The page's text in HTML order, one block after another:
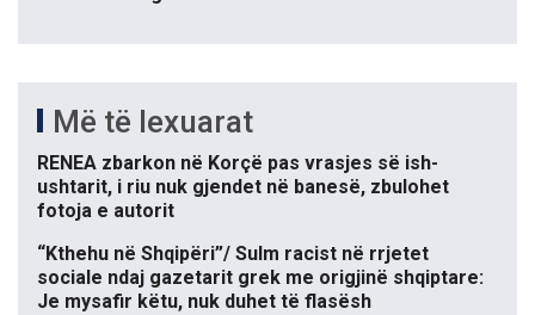
Më të lexuarat
RENEA zbarkon në Korçë pas vrasjes së ish-
ushtarit, i riu nuk gjendet në banesë, zbulohet
fotoja e autorit
“Kthehu në Shqipëri”/ Sulm racist në rrjetet
sociale ndaj gazetarit grek me origjinë shqiptare:
Je mysafir këtu, nuk duhet të flasësh